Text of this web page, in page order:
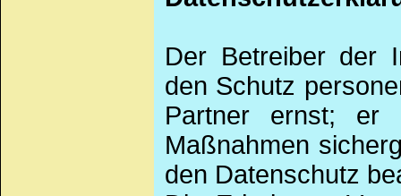
Der Betreiber der
den Schutz
Partner ernst; er
Maßnahmen
den Datenschutz